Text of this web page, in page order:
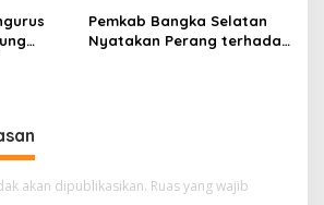
Kesehatan Gratis Hingga
Khitanan Massal
Pemkab Bangka Selatan
Nyatakan Perang terhadap
akan dipublikasikan. Ruas yang wajib